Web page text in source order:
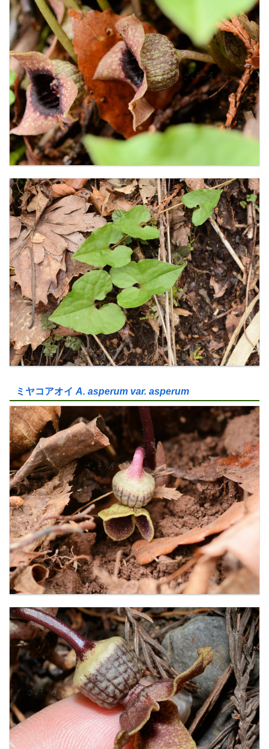
ミヤコアオイ A. asperum var. asperum